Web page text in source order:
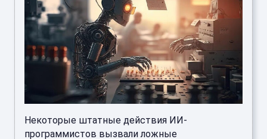
Некоторые штатные действия ИИ-
программистов вызвали ложные